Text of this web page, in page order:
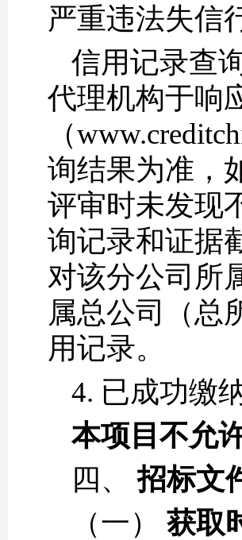
严重违法失信
信用记录查
代理机构于响
（
询结果为准，
评审时未发现
询记录和证据
对该分公司所
属总公司（总
用记录。
4. 已成功缴
本项目不允
四、招标文
（一） 获取